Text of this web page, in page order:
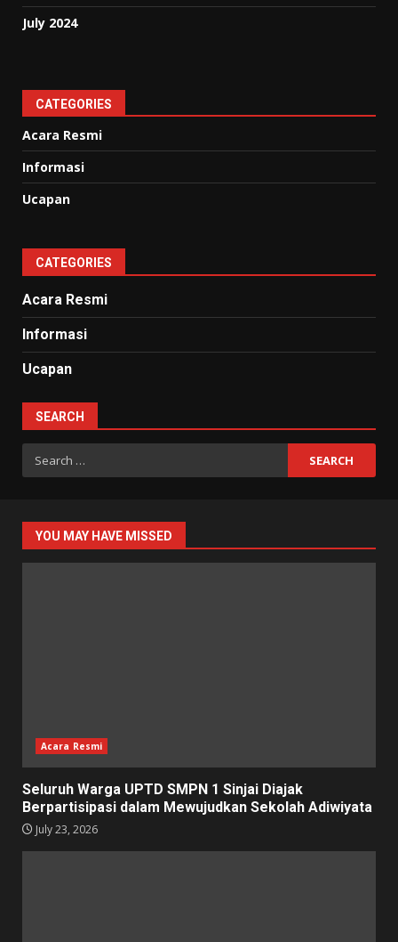
July 2024
CATEGORIES
Acara Resmi
Informasi
Ucapan
CATEGORIES
Acara Resmi
Informasi
Ucapan
SEARCH
Search
for:
YOU MAY HAVE MISSED
Acara Resmi
Seluruh Warga UPTD SMPN 1 Sinjai Diajak
Berpartisipasi dalam Mewujudkan Sekolah Adiwiyata
July 23, 2026